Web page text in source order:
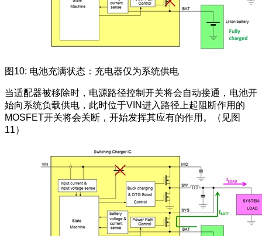
图10: 电池充满状态：充电器仅为系统供电
当适配器被移除时，电源路径控制开关将会自动接通，电池开
始向系统负载供电，此时位于VIN进入路径上起阻断作用的
MOSFET开关将会关断，开始发挥其应有的作用。（见图
11）